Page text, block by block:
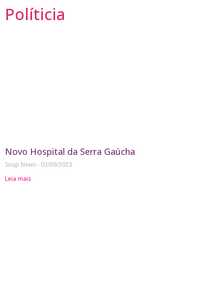
Políticia
Novo Hospital da Serra Gaúcha
Soup News
03/09/2023
Leia mais